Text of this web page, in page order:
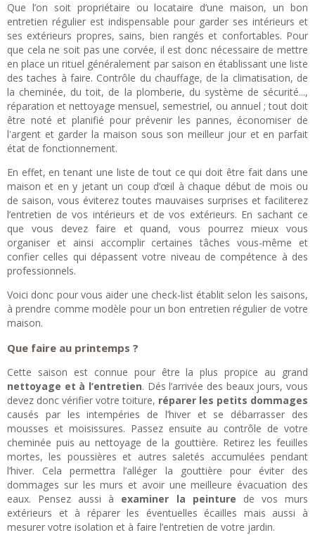
Que l’on soit propriétaire ou locataire d’une maison, un bon
entretien régulier est indispensable pour garder ses intérieurs et
ses extérieurs propres, sains, bien rangés et confortables. Pour
que cela ne soit pas une corvée, il est donc nécessaire de mettre
en place un rituel généralement par saison en établissant une liste
des taches à faire. Contrôle du chauffage, de la climatisation, de
la cheminée, du toit, de la plomberie, du système de sécurité...,
réparation et nettoyage mensuel, semestriel, ou annuel ; tout doit
être noté et planifié pour prévenir les pannes, économiser de
l'argent et garder la maison sous son meilleur jour et en parfait
état de fonctionnement.
En effet, en tenant une liste de tout ce qui doit être fait dans une
maison et en y jetant un coup d’œil à chaque début de mois ou
de saison, vous éviterez toutes mauvaises surprises et faciliterez
l’entretien de vos intérieurs et de vos extérieurs. En sachant ce
que vous devez faire et quand, vous pourrez mieux vous
organiser et ainsi accomplir certaines tâches vous-même et
confier celles qui dépassent votre niveau de compétence à des
professionnels.
Voici donc pour vous aider une check-list établit selon les saisons,
à prendre comme modèle pour un bon entretien régulier de votre
maison.
Que faire au printemps ?
Cette saison est connue pour être la plus propice au grand
nettoyage et à l’entretien. Dés l’arrivée des beaux jours, vous
devez donc vérifier votre toiture, réparer les petits dommages
causés par les intempéries de l’hiver et se débarrasser des
mousses et moisissures. Passez ensuite au contrôle de votre
cheminée puis au nettoyage de la gouttière. Retirez les feuilles
mortes, les poussières et autres saletés accumulées pendant
l’hiver. Cela permettra l’alléger la gouttière pour éviter des
dommages sur les murs et avoir une meilleure évacuation des
eaux. Pensez aussi à examiner la peinture de vos murs
extérieurs et à réparer les éventuelles écailles mais aussi à
mesurer votre isolation et à faire l’entretien de votre jardin.